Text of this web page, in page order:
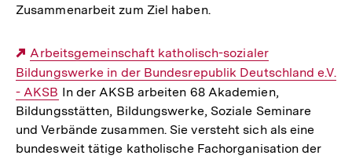
Zusammenarbeit zum Ziel haben.
Externer
Link:
Arbeitsgemeinschaft katholisch-sozialer
Bildungswerke in der Bundesrepublik Deutschland e.V.
- AKSB In der AKSB arbeiten 68 Akademien,
Bildungsstätten, Bildungswerke, Soziale Seminare
und Verbände zusammen. Sie versteht sich als eine
bundesweit tätige katholische Fachorganisation der